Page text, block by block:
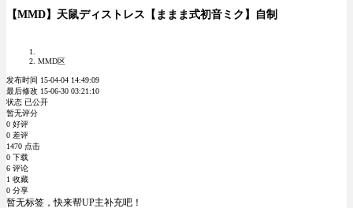
【MMD】天鼠ディストレス【ままま式初音ミク】自制
MMD区
发布时间 15-04-04 14:49:09
最后修改 15-06-30 03:21:10
状态 已公开
暂无评分
0 好评
0 差评
1470 点击
0 下载
6 评论
1 收藏
0 分享
暂无标签，快来帮UP主补充吧！